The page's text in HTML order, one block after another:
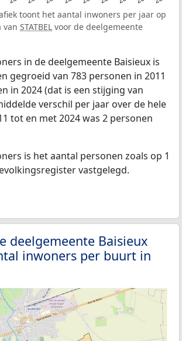
toont het aantal inwoners per jaar op
van STATBEL voor de deelgemeente
in de deelgemeente Baisieux is
gegroeid van 783 personen in 2011
in 2024 (dat is een stijging van
verschil per jaar over de hele
tot en met 2024 was 2 personen
is het aantal personen zoals op 1
vastgelegd.
deelgemeente Baisieux
inwoners per buurt in